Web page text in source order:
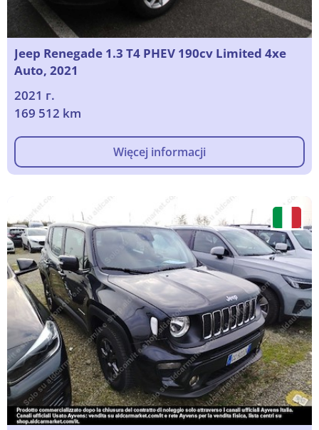
Jeep Renegade 1.3 T4 PHEV 190cv Limited 4xe
Auto, 2021
2021 г.
169 512 km
Więcej informacji